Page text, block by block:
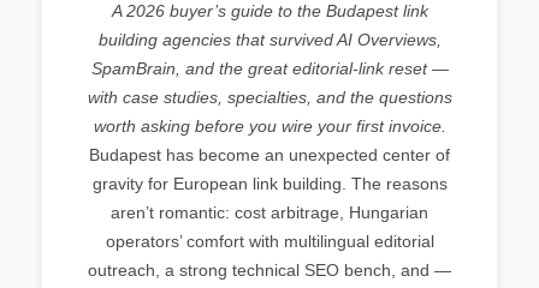
A 2026 buyer’s guide to the Budapest link
building agencies that survived AI Overviews,
SpamBrain, and the great editorial-link reset —
with case studies, specialties, and the questions
worth asking before you wire your first invoice.
Budapest has become an unexpected center of
gravity for European link building. The reasons
aren’t romantic: cost arbitrage, Hungarian
operators’ comfort with multilingual editorial
outreach, a strong technical SEO bench, and —